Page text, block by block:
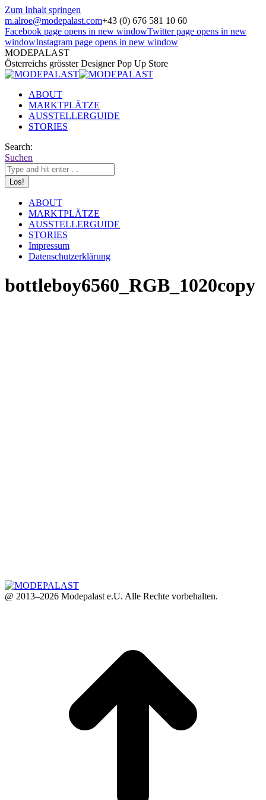
Zum Inhalt springen
m.alroe@modepalast.com+43 (0) 676 581 10 60
Facebook page opens in new windowTwitter page opens in new
windowInstagram page opens in new window
MODEPALAST
Österreichs grösster Designer Pop Up Store
ABOUT
MARKTPLÄTZE
AUSSTELLERGUIDE
STORIES
Search:
Suchen
ABOUT
MARKTPLÄTZE
AUSSTELLERGUIDE
STORIES
Impressum
Datenschutzerklärung
bottleboy6560_RGB_1020copy
@ 2013–2026 Modepalast e.U. Alle Rechte vorbehalten.